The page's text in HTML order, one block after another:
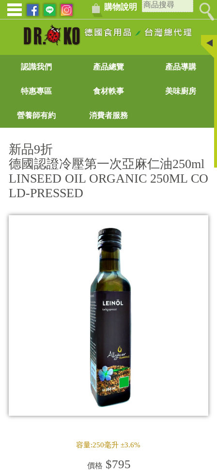
購物說明
認識我們 產品總覽 產品導購
特惠專區 食材軼事 美味廚房
營養師有約 消費者服務
新品9折
德國認證冷壓第一次亞麻仁油250ml
LINSEED OIL ORGANIC 250ML CO
LD-PRESSED
容量:250毫升 ±3.6%
價格 $795